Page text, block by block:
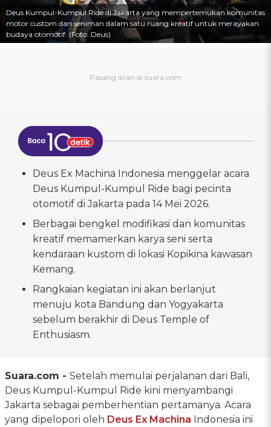
Deus Kumpul-Kumpul Ride di Jakarta yang mempertemukan komunitas
motor custom dan seniman dalam satu ruang kreatif untuk merayakan
budaya otomotif. (Foto: Deus)
Deus Ex Machina Indonesia menggelar acara
Deus Kumpul-Kumpul Ride bagi pecinta
otomotif di Jakarta pada 14 Mei 2026.
Berbagai bengkel modifikasi dan komunitas
kreatif memamerkan karya seni serta
kendaraan kustom di lokasi Kopikina kawasan
Kemang.
Rangkaian kegiatan ini akan berlanjut
menuju kota Bandung dan Yogyakarta
sebelum berakhir di Deus Temple of
Enthusiasm.
Suara.com - Setelah memulai perjalanan dari Bali,
Deus Kumpul-Kumpul Ride kini menyambangi
Jakarta sebagai pemberhentian pertamanya. Acara
yang dipelopori oleh Deus Ex Machina Indonesia ini